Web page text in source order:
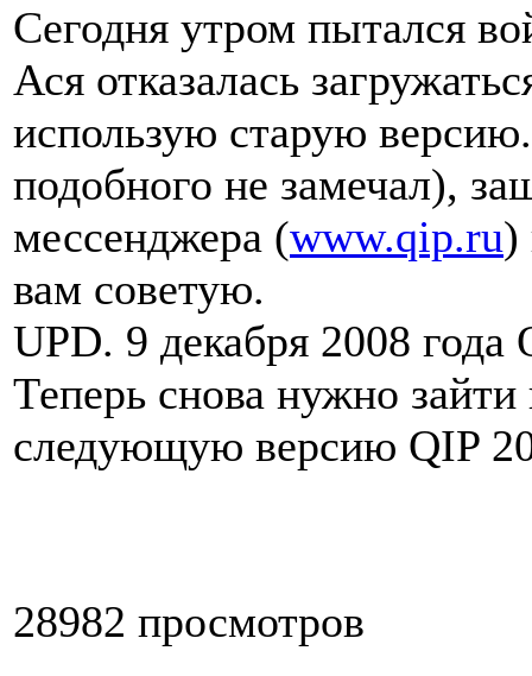
Сегодня утром пытался
Ася отказалась
использую старую
подобного не замечал),
мессенджера (www.qip.ru)
вам советую.
UPD. 9 декабря 2008 года
Теперь снова нужно
следующую версию QIP
28982 просмотров